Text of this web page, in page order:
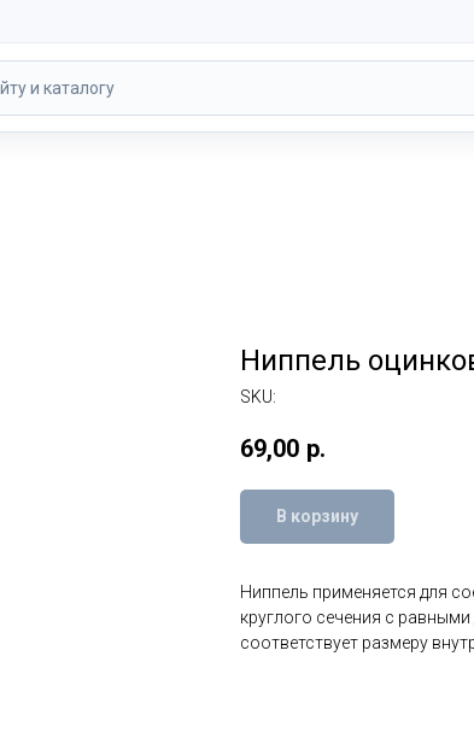
и каталогу
Ниппель
SKU:
69,00 р.
В корзину
Ниппель применяется для
круглого сечения с
соответствует размеру